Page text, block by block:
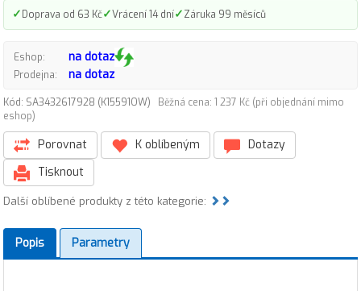
✓Doprava od 63 Kč✓Vrácení 14 dní✓Záruka 99 měsíců
Eshop: na dotaz
Prodejna: na dotaz
Kód: SA3432617928 (K15591OW)
Běžná cena: 1 237 Kč (při objednání mimo
eshop)
Porovnat K oblíbeným
Dotazy
Tisknout
Další oblíbené produkty z této kategorie:
Popis Parametry